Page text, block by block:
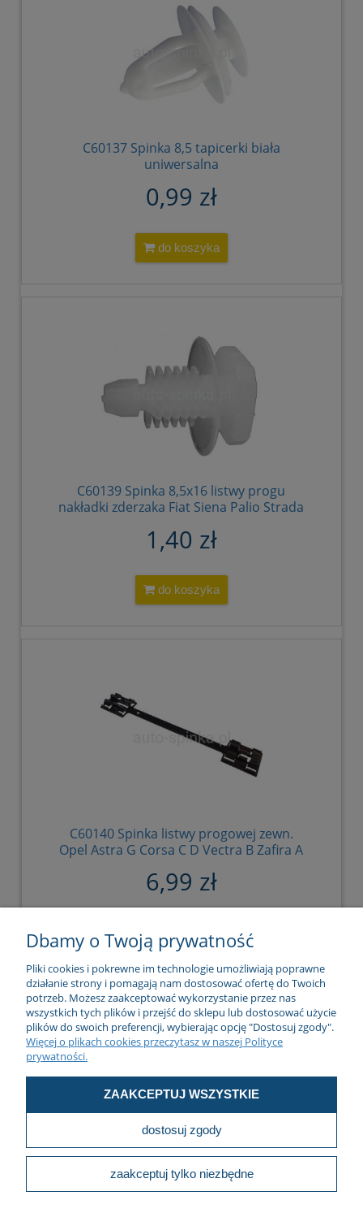
C60137 Spinka 8,5 tapicerki biała
uniwersalna
0,99 zł
do koszyka
C60139 Spinka 8,5x16 listwy progu
nakładki zderzaka Fiat Siena Palio Strada
1,40 zł
do koszyka
C60140 Spinka listwy progowej zewn.
Opel Astra G Corsa C D Vectra B Zafira A
6,99 zł
do koszyka
C60141 Spinka 8 tapicerki Renault Opel
Nissan 7703077434 4411887 93160780
Dbamy o Twoją prywatność
Pliki cookies i pokrewne im technologie umożliwiają poprawne
działanie strony i pomagają nam dostosować ofertę do Twoich
potrzeb. Możesz zaakceptować wykorzystanie przez nas
wszystkich tych plików i przejść do sklepu lub dostosować użycie
plików do swoich preferencji, wybierając opcję "Dostosuj zgody".
Więcej o plikach cookies przeczytasz w naszej Polityce
prywatności.
zaakceptuj tylko niezbędne
dostosuj zgody
ZAAKCEPTUJ WSZYSTKIE